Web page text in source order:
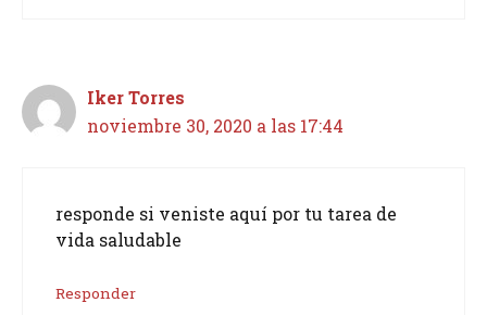
Iker Torres
noviembre 30, 2020 a las 17:44
responde si veniste aquí por tu tarea de
vida saludable
Responder